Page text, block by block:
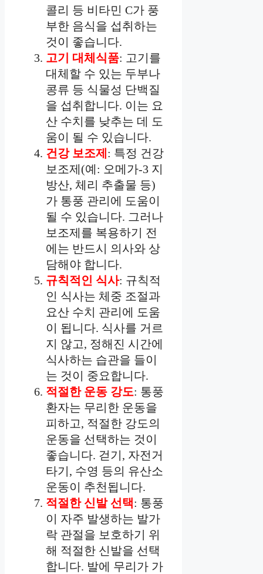
콜리 등 비타민 C가 풍
부한 음식을 섭취하는
것이 좋습니다.
고기 대체식품: 고기를
대체할 수 있는 두부나
콩류 등 식물성 단백질
을 섭취합니다. 이는 요
산 수치를 낮추는 데 도
움이 될 수 있습니다.
건강 보조제 : 특정 건강
보조제(예: 오메가-3 지
방산, 체리 추출물 등)
가 통풍 관리에 도움이
될 수 있습니다. 그러나
보조제를 복용하기 전
에는 반드시 의사와 상
담해야 합니다.
규칙적인 식사: 규칙적
인 식사는 체중 조절과
요산 수치 관리에 도움
이 됩니다. 식사를 거르
지 않고, 정해진 시간에
식사하는 습관을 들이
는 것이 중요합니다.
적절한 운동 강도: 통풍
환자는 무리한 운동을
피하고, 적절한 강도의
운동을 선택하는 것이
좋습니다. 걷기, 자전거
타기, 수영 등의 유산소
운동이 추천됩니다.
적절한 신발 선택: 통풍
이 자주 발생하는 발가
락 관절을 보호하기 위
해 적절한 신발을 선택
합니다. 발에 무리가 가